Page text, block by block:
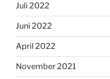
Juli 2022
Juni 2022
April 2022
November 2021